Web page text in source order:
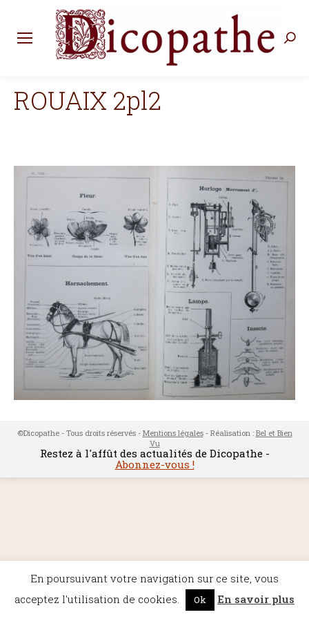
ROUAIX 2pl2
©Dicopathe - Tous droits réservés - Mentions légales- Réalisation : Bel et Bien
Vu
Restez à l'affût des actualités de Dicopathe -
Abonnez-vous !
En poursuivant votre navigation sur ce site, vous
acceptez l'utilisation de cookies.
Ok En savoir plus